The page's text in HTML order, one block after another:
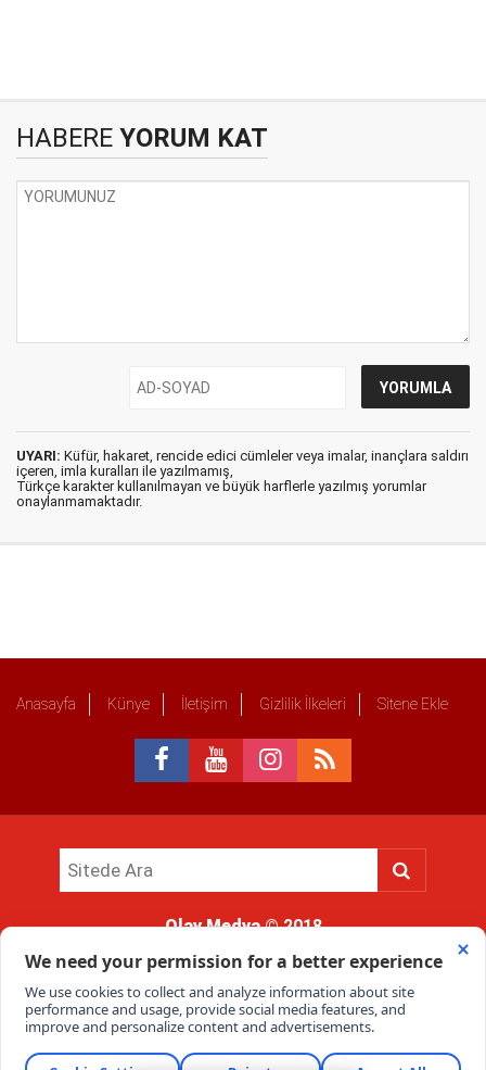
HABERE YORUM KAT
UYARI: Küfür, hakaret, rencide edici cümleler veya imalar, inançlara saldırı
içeren, imla kuralları ile yazılmamış,
Türkçe karakter kullanılmayan ve büyük harflerle yazılmış yorumlar
onaylanmamaktadır.
Anasayfa Künye İletişim Gizlilik İlkeleri Sitene Ekle
Olay Medya© 2018
kullanımı hukuki yaptırıma tabidir.